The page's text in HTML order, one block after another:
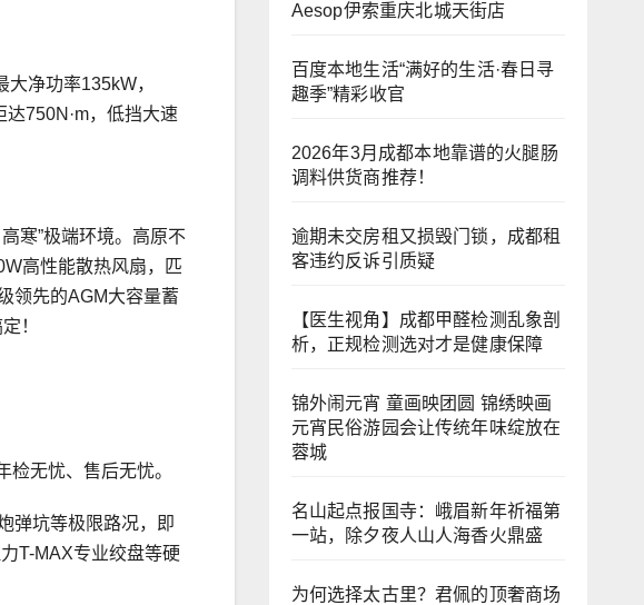
净功率135kW，
750N·m，低挡大速
寒”极端环境。高原不
高性能散热风扇，匹
领先的AGM大容量蓄
！
检无忧、售后无忧。
弹坑等极限路况，即
T-MAX专业绞盘等硬
Aesop伊索重庆北城天街店
百度本地生活“满好的生活·春日寻
趣季”精彩收官
2026年3月成都本地靠谱的火腿肠
调料供货商推荐！
逾期未交房租又损毁门锁，成都租
客违约反诉引质疑
【医生视角】成都甲醛检测乱象剖
析，正规检测选对才是健康保障
锦外闹元宵 童画映团圆 锦绣映画
元宵民俗游园会让传统年味绽放在
蓉城
名山起点报国寺：峨眉新年祈福第
一站，除夕夜人山人海香火鼎盛
为何选择太古里？君佩的顶奢商场